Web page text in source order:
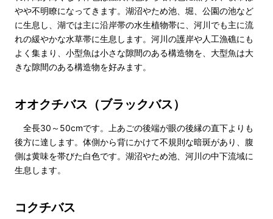
やや不明瞭になってきます。湖沼やため池、堀、公園の池など
に生息し、湖では主に沿岸帯の水生植物帯に、河川でも主に流
れの緩やかな水草帯に生息します。河川の護岸や人工漁礁にも
よく集まり、小型魚は小さな隙間のある構造物を、大型魚は大
きな隙間のある構造物を好みます。
オオクチバス（ブラックバス）
全長30～50cmです。上あごの後端が眼の後縁の直下よりも
後方に達します。体側から背にかけて不規則な暗斑があり、腹
側は黄味を帯びた白色です。湖沼やため池、河川の中下流域に
生息します。
コクチバス